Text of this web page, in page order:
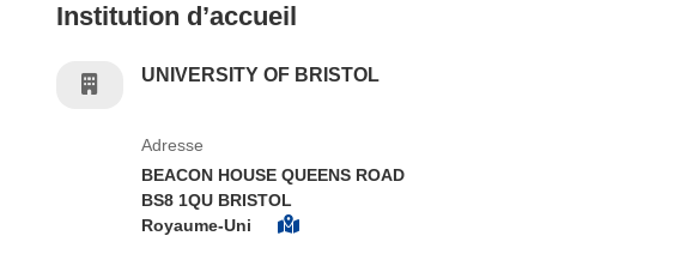
Institution d’accueil
UNIVERSITY OF BRISTOL
Adresse
BEACON HOUSE QUEENS ROAD
BS8 1QU BRISTOL
Royaume-Uni